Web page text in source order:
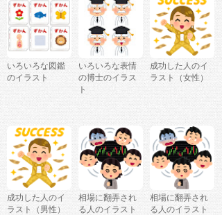
いろいろな図鑑
のイラスト
いろいろな表情
の博士のイラス
ト
成功した人のイ
ラスト（女性）
成功した人のイ
ラスト（男性）
相場に翻弄され
る人のイラスト
相場に翻弄され
る人のイラスト